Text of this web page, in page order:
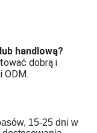
handlową?
dobrą i
ODM.
15-25 dni w